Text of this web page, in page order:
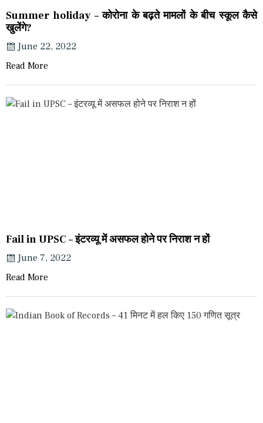
Summer holiday – कोरोना के बढ़ते मामलों के बीच स्कूल कैसे
खुलेंगे?
June 22, 2022
Read More
Fail in UPSC – इंटरव्यू में असफल होने पर निराश न हों
June 7, 2022
Read More